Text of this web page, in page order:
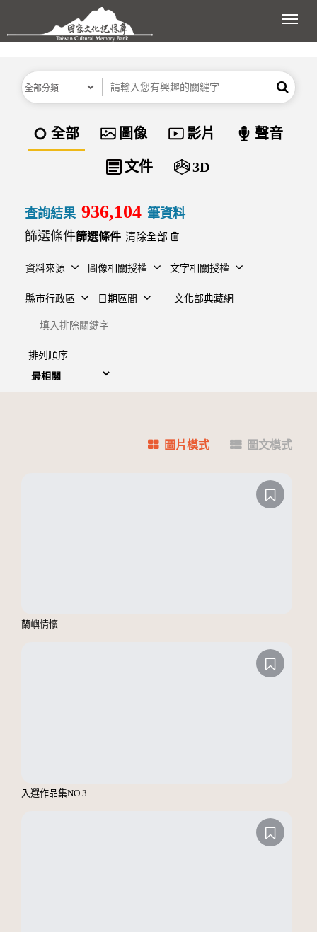
跳到主要內容區塊
展
分類 關鍵字 搜尋
資料類型
全部 圖像 影片 聲音
文件 3D
查詢結果 936,104 筆資料
篩選條件
清除全部
資料來源 圖像相關授權 文字相關授權
縣市行政區 日期區間
建檔單位
排除關鍵字
排列順序
圖片模式 圖文模式
蘭嶼情懷
入選作品集NO.3